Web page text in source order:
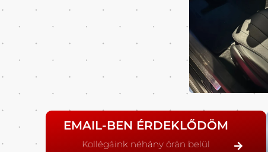
EMAIL-BEN ÉRDEKLŐDÖM
Kollégáink néhány órán belül